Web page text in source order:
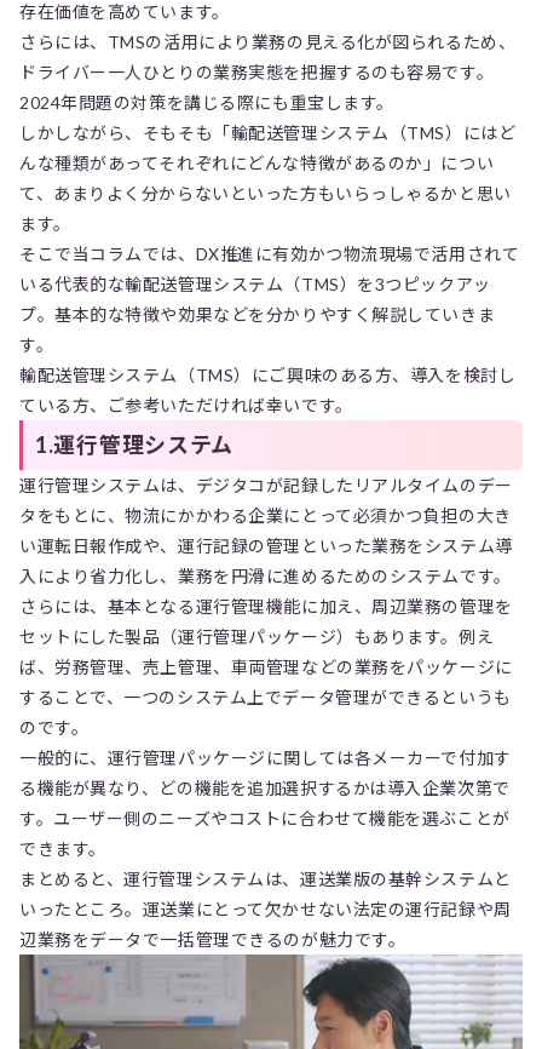
存在価値を高めています。
さらには、TMSの活用により業務の見える化が図られるため、
ドライバー一人ひとりの業務実態を把握するのも容易です。
2024年問題の対策を講じる際にも重宝します。
しかしながら、そもそも「輸配送管理システム（TMS）にはど
んな種類があってそれぞれにどんな特徴があるのか」につい
て、あまりよく分からないといった方もいらっしゃるかと思い
ます。
そこで当コラムでは、DX推進に有効かつ物流現場で活用されて
いる代表的な輸配送管理システム（TMS）を3つピックアッ
プ。基本的な特徴や効果などを分かりやすく解説していきま
す。
輸配送管理システム（TMS）にご興味のある方、導入を検討し
ている方、ご参考いただければ幸いです。
1.運行管理システム
運行管理システムは、デジタコが記録したリアルタイムのデー
タをもとに、物流にかかわる企業にとって必須かつ負担の大き
い運転日報作成や、運行記録の管理といった業務をシステム導
入により省力化し、業務を円滑に進めるためのシステムです。
さらには、基本となる運行管理機能に加え、周辺業務の管理を
セットにした製品（運行管理パッケージ）もあります。例え
ば、労務管理、売上管理、車両管理などの業務をパッケージに
することで、一つのシステム上でデータ管理ができるというも
のです。
一般的に、運行管理パッケージに関しては各メーカーで付加す
る機能が異なり、どの機能を追加選択するかは導入企業次第で
す。ユーザー側のニーズやコストに合わせて機能を選ぶことが
できます。
まとめると、運行管理システムは、運送業版の基幹システムと
いったところ。運送業にとって欠かせない法定の運行記録や周
辺業務をデータで一括管理できるのが魅力です。